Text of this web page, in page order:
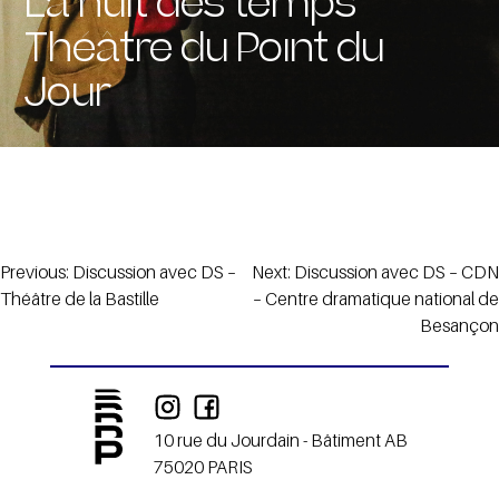
La nuit des temps –
Théâtre du Point du
Jour
Navigation
de
Previous: Discussion avec DS –
Théâtre de la Bastille
Next: Discussion avec DS – CDN
– Centre dramatique national de
Besançon
10 rue du Jourdain - Bâtiment AB
75020 PARIS